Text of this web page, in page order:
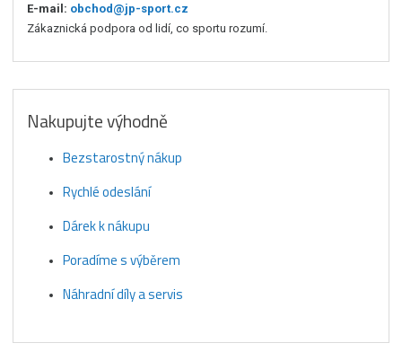
E-mail: obchod@jp-sport.cz
Zákaznická podpora od lidí, co sportu rozumí.
Nakupujte výhodně
Bezstarostný nákup
Rychlé odeslání
Dárek k nákupu
Poradíme s výběrem
Náhradní díly a servis